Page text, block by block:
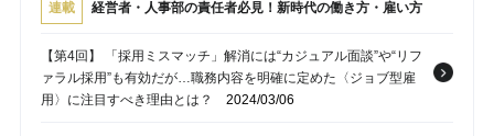
連載 経営者・人事部の責任者必見！新時代の働き方・雇い方
【第4回】 「採用ミスマッチ」解消には“カジュアル面談”や“リフ
ァラル採用”も有効だが…職務内容を明確に定めた〈ジョブ型雇
用〉に注目すべき理由とは？
2024/03/06